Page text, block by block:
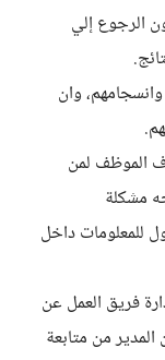
الرجوع إلي
وانسجامهم، وان
الموظف لمن
مشكلة
للمعلومات داخل
فريق العمل عن
من متابعة